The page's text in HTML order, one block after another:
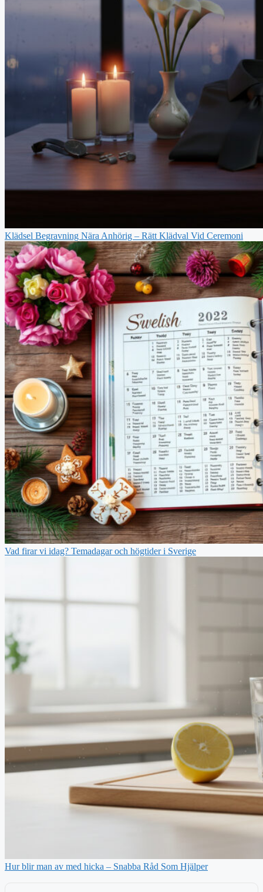
Klädsel Begravning Nära Anhörig – Rätt Klädval Vid Ceremoni
Vad firar vi idag? Temadagar och högtider i Sverige
Hur blir man av med hicka – Snabba Råd Som Hjälper